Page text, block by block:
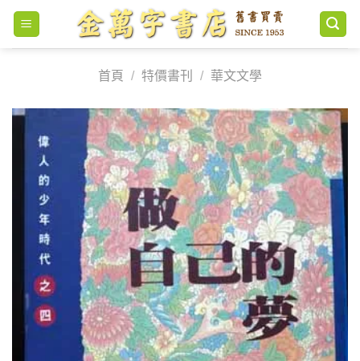
Skip
content
首頁
/ 特價書刊 / 華文文學